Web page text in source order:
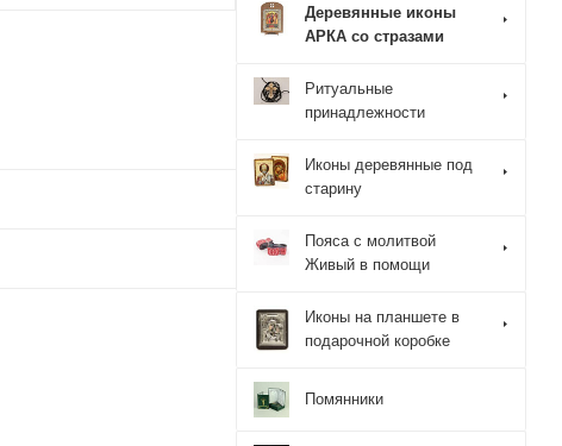
Деревянные иконы
АРКА со стразами
Ритуальные
принадлежности
Иконы деревянные под
старину
Пояса с молитвой
Живый в помощи
Иконы на планшете в
подарочной коробке
Помянники